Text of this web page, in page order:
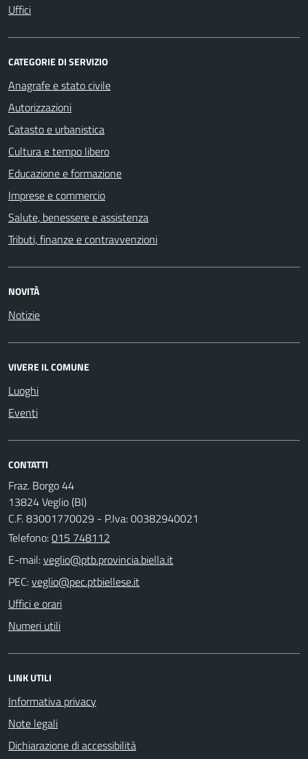
Uffici
CATEGORIE DI SERVIZIO
Anagrafe e stato civile
Autorizzazioni
Catasto e urbanistica
Cultura e tempo libero
Educazione e formazione
Imprese e commercio
Salute, benessere e assistenza
Tributi, finanze e contravvenzioni
NOVITÀ
Notizie
VIVERE IL COMUNE
Luoghi
Eventi
CONTATTI
Fraz. Borgo 44
13824 Veglio (BI)
C.F. 83001770029 - P.Iva: 00382940021
Telefono:015 748112
E-mail:
PEC:
Uffici e orari
Numeri utili
LINK UTILI
Informativa privacy
Note legali
Dichiarazione di accessibilità